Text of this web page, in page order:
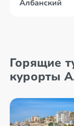
Албанский
Горящие
курорты